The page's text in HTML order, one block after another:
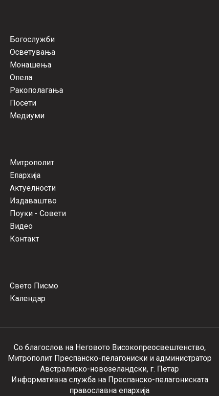
Богослужби
Осветувања
Монашења
Опела
Ракополагања
Посети
Медиуми
Митрополит
Епархија
Актуелности
Издаваштво
Поуки - Совети
Видео
Контакт
Свето Писмо
Календар
Со благослов на Неговото Високопреосвештенство,
Митрополит Преспанско-пелагониски и администратор
Австралиско-новозеландски, г. Петар
Информативна служба на Преспанско-пелагониската
православна епархија